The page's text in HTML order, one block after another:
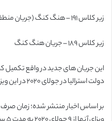
زیر کلاس ۱۹۱ – هنگ کنگ (جریان منطقه ای)
زیر کلاس ۱۸۹ – جریان هنگ کنگ
این جریان های جدید در واقع تکمیل
دولت استرالیا در جولای ۲۰۲۰ در این ویزا ها اعمال شده بود.
بر اساس اخبار منتشر شده؛ زمان